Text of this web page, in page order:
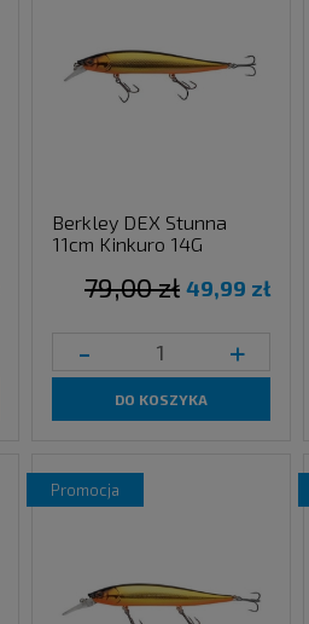
Berkley DEX Stunna
11cm Kinkuro 14G
49,99 zł
79,00 zł
- +
DO KOSZYKA
promocja